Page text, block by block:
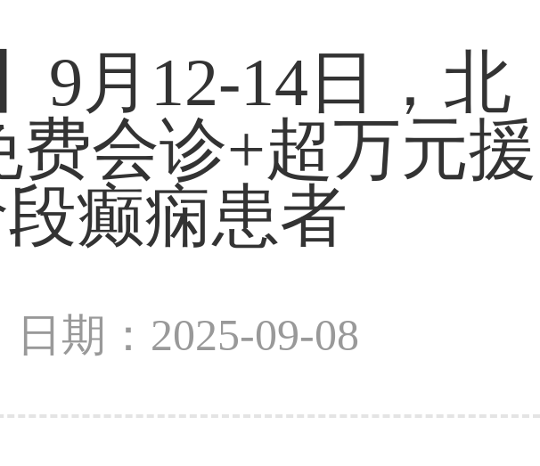
9月12-14日，北
会诊+超万元援
癫痫患者
日期：2025-09-08